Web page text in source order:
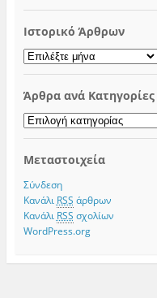
Ιστορικό Άρθρων
Ιστορικό
Άρθρων
Άρθρα ανά Κατηγορίες
Άρθρα
ανά
Μεταστοιχεία
Σύνδεση
Κανάλι RSS άρθρων
Κανάλι RSS σχολίων
WordPress.org